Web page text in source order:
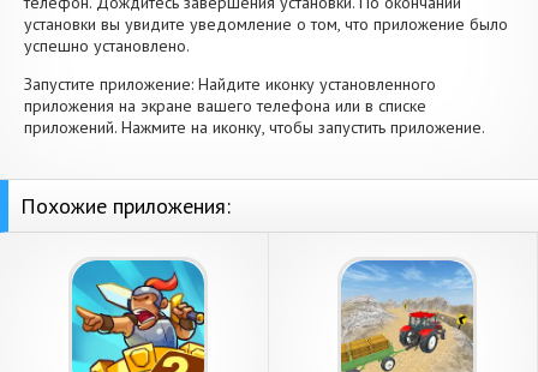
установки вы увидите уведомление о том, что приложение было
успешно установлено.
Запустите приложение: Найдите иконку установленного
приложения на экране вашего телефона или в списке
приложений. Нажмите на иконку, чтобы запустить приложение.
Похожие приложения: